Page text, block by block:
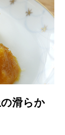
滑らか